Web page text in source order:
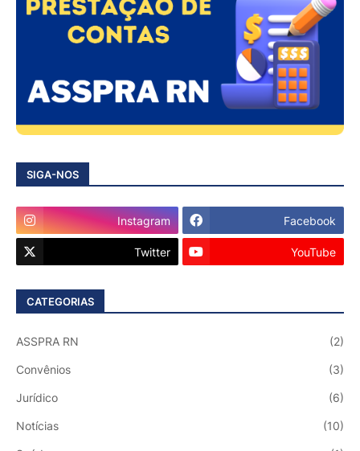
SIGA-NOS
Instagram Facebook
Twitter YouTube
CATEGORIAS
ASSPRA RN (2)
Convênios (3)
Jurídico (6)
Notícias (10)